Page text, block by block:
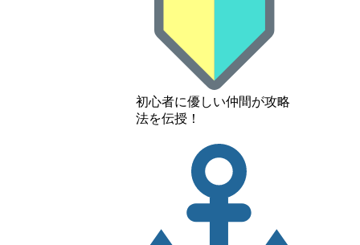
初心者に優しい仲間が攻略
法を伝授！